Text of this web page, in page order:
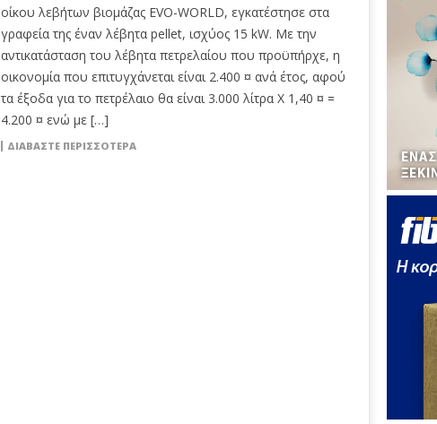
οίκου λεβήτων βιομάζας EVO-WORLD, εγκατέστησε στα
γραφεία της έναν λέβητα pellet, ισχύος 15 kW. Με την
αντικατάσταση του λέβητα πετρελαίου που προϋπήρχε, η
οικονομία που επιτυγχάνεται είναι 2.400 ¤ ανά έτος, αφού
τα έξοδα για το πετρέλαιο θα είναι 3.000 λίτρα Χ 1,40 ¤ =
4.200 ¤ ενώ με […]
ΔΙΑΒΆΣΤΕ ΠΕΡΙΣΣΌΤΕΡΑ